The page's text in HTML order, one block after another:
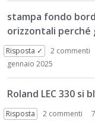
s
i
o
n
L
i
s
t
stampa fondo
orizzontali perché
Risposta ✓ 2 commenti
gennaio 2025
Roland LEC 330 si
Risposta 2 commenti